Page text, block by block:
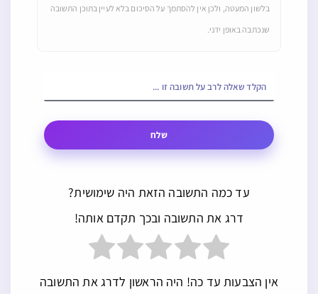
בלשון המעטה, ולכן אין להסתמך על הסיכום בלא לעיין בתוכן התשובה
שנכתבה באופן ידני.
שלח
עד כמה התשובה הזאת היה שימושית?
דרג את התשובה ובכך תקדם אותה!
אין הצבעות עד כה! היה הראשון לדרג את התשובה